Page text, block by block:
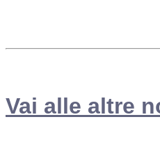
Vai alle altre